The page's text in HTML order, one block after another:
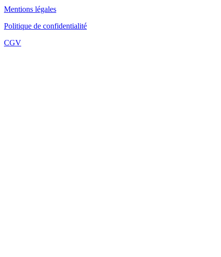
Mentions légales
Politique de confidentialité
CGV